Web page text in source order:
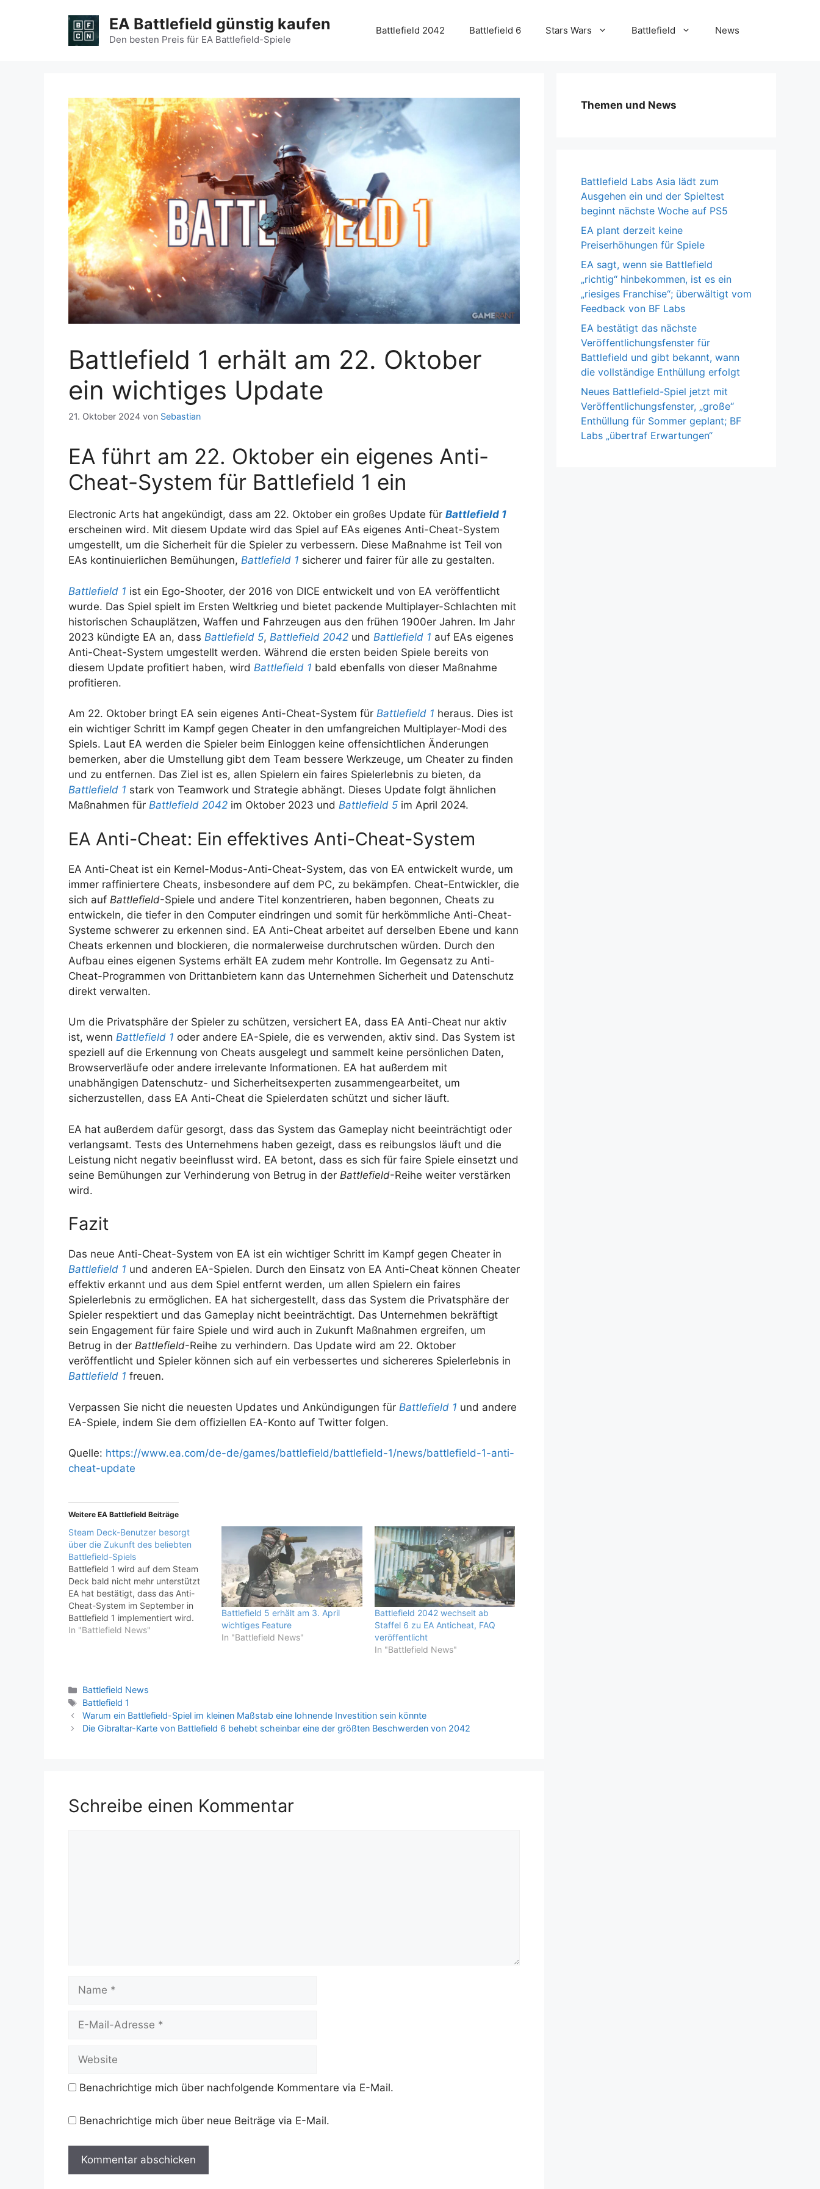
EA Battlefield günstig kaufen
Den besten Preis für EA Battlefield-Spiele
Battlefield 2042 Battlefield 6 Stars Wars Battlefield News
Battlefield 1 erhält am 22. Oktober
ein wichtiges Update
21. Oktober 2024 von Sebastian
EA führt am 22. Oktober ein eigenes Anti-
Cheat-System für Battlefield 1 ein
Electronic Arts hat angekündigt, dass am 22. Oktober ein großes Update für Battlefield 1
erscheinen wird. Mit diesem Update wird das Spiel auf EAs eigenes Anti-Cheat-System
umgestellt, um die Sicherheit für die Spieler zu verbessern. Diese Maßnahme ist Teil von
EAs kontinuierlichen Bemühungen, Battlefield 1 sicherer und fairer für alle zu gestalten.
Battlefield 1 ist ein Ego-Shooter, der 2016 von DICE entwickelt und von EA veröffentlicht
wurde. Das Spiel spielt im Ersten Weltkrieg und bietet packende Multiplayer-Schlachten mit
historischen Schauplätzen, Waffen und Fahrzeugen aus den frühen 1900er Jahren. Im Jahr
2023 kündigte EA an, dass Battlefield 5, Battlefield 2042 und Battlefield 1 auf EAs eigenes
Anti-Cheat-System umgestellt werden. Während die ersten beiden Spiele bereits von
diesem Update profitiert haben, wird Battlefield 1 bald ebenfalls von dieser Maßnahme
profitieren.
Am 22. Oktober bringt EA sein eigenes Anti-Cheat-System für Battlefield 1 heraus. Dies ist
ein wichtiger Schritt im Kampf gegen Cheater in den umfangreichen Multiplayer-Modi des
Spiels. Laut EA werden die Spieler beim Einloggen keine offensichtlichen Änderungen
bemerken, aber die Umstellung gibt dem Team bessere Werkzeuge, um Cheater zu finden
und zu entfernen. Das Ziel ist es, allen Spielern ein faires Spielerlebnis zu bieten, da
Battlefield 1 stark von Teamwork und Strategie abhängt. Dieses Update folgt ähnlichen
Maßnahmen für Battlefield 2042 im Oktober 2023 und Battlefield 5 im April 2024.
EA Anti-Cheat: Ein effektives Anti-Cheat-System
EA Anti-Cheat ist ein Kernel-Modus-Anti-Cheat-System, das von EA entwickelt wurde, um
immer raffiniertere Cheats, insbesondere auf dem PC, zu bekämpfen. Cheat-Entwickler, die
sich auf Battlefield-Spiele und andere Titel konzentrieren, haben begonnen, Cheats zu
entwickeln, die tiefer in den Computer eindringen und somit für herkömmliche Anti-Cheat-
Systeme schwerer zu erkennen sind. EA Anti-Cheat arbeitet auf derselben Ebene und kann
Cheats erkennen und blockieren, die normalerweise durchrutschen würden. Durch den
Aufbau eines eigenen Systems erhält EA zudem mehr Kontrolle. Im Gegensatz zu Anti-
Cheat-Programmen von Drittanbietern kann das Unternehmen Sicherheit und Datenschutz
direkt verwalten.
Um die Privatsphäre der Spieler zu schützen, versichert EA, dass EA Anti-Cheat nur aktiv
ist, wenn Battlefield 1 oder andere EA-Spiele, die es verwenden, aktiv sind. Das System ist
speziell auf die Erkennung von Cheats ausgelegt und sammelt keine persönlichen Daten,
Browserverläufe oder andere irrelevante Informationen. EA hat außerdem mit
unabhängigen Datenschutz- und Sicherheitsexperten zusammengearbeitet, um
sicherzustellen, dass EA Anti-Cheat die Spielerdaten schützt und sicher läuft.
EA hat außerdem dafür gesorgt, dass das System das Gameplay nicht beeinträchtigt oder
verlangsamt. Tests des Unternehmens haben gezeigt, dass es reibungslos läuft und die
Leistung nicht negativ beeinflusst wird. EA betont, dass es sich für faire Spiele einsetzt und
seine Bemühungen zur Verhinderung von Betrug in der Battlefield-Reihe weiter verstärken
wird.
Fazit
Das neue Anti-Cheat-System von EA ist ein wichtiger Schritt im Kampf gegen Cheater in
Battlefield 1 und anderen EA-Spielen. Durch den Einsatz von EA Anti-Cheat können Cheater
effektiv erkannt und aus dem Spiel entfernt werden, um allen Spielern ein faires
Spielerlebnis zu ermöglichen. EA hat sichergestellt, dass das System die Privatsphäre der
Spieler respektiert und das Gameplay nicht beeinträchtigt. Das Unternehmen bekräftigt
sein Engagement für faire Spiele und wird auch in Zukunft Maßnahmen ergreifen, um
Betrug in der Battlefield-Reihe zu verhindern. Das Update wird am 22. Oktober
veröffentlicht und Spieler können sich auf ein verbessertes und sichereres Spielerlebnis in
Battlefield 1 freuen.
Verpassen Sie nicht die neuesten Updates und Ankündigungen für Battlefield 1 und andere
EA-Spiele, indem Sie dem offiziellen EA-Konto auf Twitter folgen.
Quelle: https://www.ea.com/de-de/games/battlefield/battlefield-1/news/battlefield-1-anti-
cheat-update
Weitere EA Battlefield Beiträge
Steam Deck-Benutzer besorgt
über die Zukunft des beliebten
Battlefield-Spiels
Battlefield 1 wird auf dem Steam
Deck bald nicht mehr unterstützt
EA hat bestätigt, dass das Anti-
Cheat-System im September in
Battlefield 1 implementiert wird.
Dies ist eine gute Nachricht für
Ankündigung…
In "Battlefield News"
Battlefield 5 erhält am 3. April
wichtiges Feature
In "Battlefield News"
Battlefield 2042 wechselt ab
Staffel 6 zu EA Anticheat, FAQ
veröffentlicht
In "Battlefield News"
Kategorien
Battlefield News
Schlagwörter
Battlefield 1
Warum ein Battlefield-Spiel im kleinen Maßstab eine lohnende Investition sein könnte
Die Gibraltar-Karte von Battlefield 6 behebt scheinbar eine der größten Beschwerden von 2042
Schreibe einen Kommentar
Name
Website
Benachrichtige mich über nachfolgende Kommentare via E-Mail.
Benachrichtige mich über neue Beiträge via E-Mail.
Themen und News
Battlefield Labs Asia lädt zum
Ausgehen ein und der Spieltest
beginnt nächste Woche auf PS5
EA plant derzeit keine
Preiserhöhungen für Spiele
EA sagt, wenn sie Battlefield
„richtig“ hinbekommen, ist es ein
„riesiges Franchise“; überwältigt vom
Feedback von BF Labs
EA bestätigt das nächste
Veröffentlichungsfenster für
Battlefield und gibt bekannt, wann
die vollständige Enthüllung erfolgt
Neues Battlefield-Spiel jetzt mit
Veröffentlichungsfenster, „große“
Enthüllung für Sommer geplant; BF
Labs „übertraf Erwartungen“